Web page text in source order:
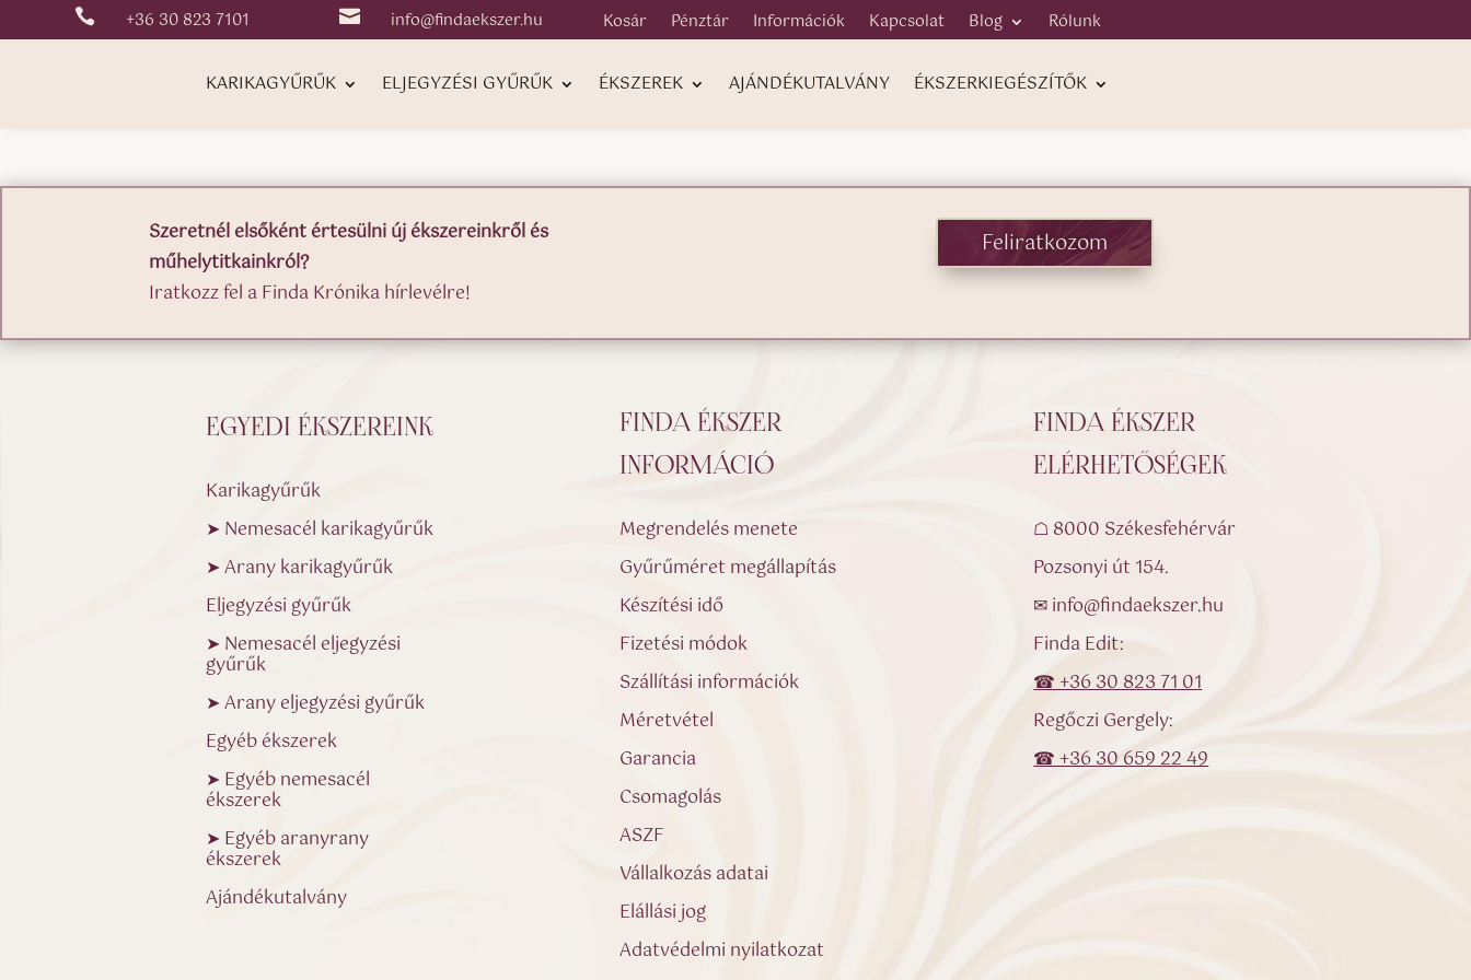
 +36 30 823 7101  info@findaekszer.hu Kosár Pénztár Információk Kapcsolat Blog Rólunk
KARIKAGYŰRŰK ELJEGYZÉSI GYŰRŰK ÉKSZEREK AJÁNDÉKUTALVÁNY ÉKSZERKIEGÉSZÍTŐK
Szeretnél elsőként értesülni új ékszereinkről és
műhelytitkainkról?
Iratkozz fel a Finda Krónika hírlevélre!
Feliratkozom
EGYEDI ÉKSZEREINK
Karikagyűrűk
➤ Nemesacél karikagyűrűk
➤ Arany karikagyűrűk
Eljegyzési gyűrűk
➤ Nemesacél eljegyzési
gyűrűk
➤ Arany eljegyzési gyűrűk
Egyéb ékszerek
➤ Egyéb nemesacél
ékszerek
➤ Egyéb aranyrany
ékszerek
Ajándékutalvány
FINDA ÉKSZER
INFORMÁCIÓ
Megrendelés menete
Gyűrűméret megállapítás
Készítési idő
Fizetési módok
Szállítási információk
Méretvétel
Garancia
Csomagolás
ASZF
Vállalkozás adatai
Elállási jog
Adatvédelmi nyilatkozat
FINDA ÉKSZER
ELÉRHETŐSÉGEK
☖ 8000 Székesfehérvár
Pozsonyi út 154.
✉ info@findaekszer.hu
Finda Edit:
☎ +36 30 823 71 01
Regőczi Gergely:
☎ +36 30 659 22 49